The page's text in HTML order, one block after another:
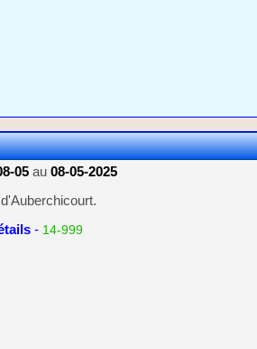
05 au 08-05-2025
- 14-999